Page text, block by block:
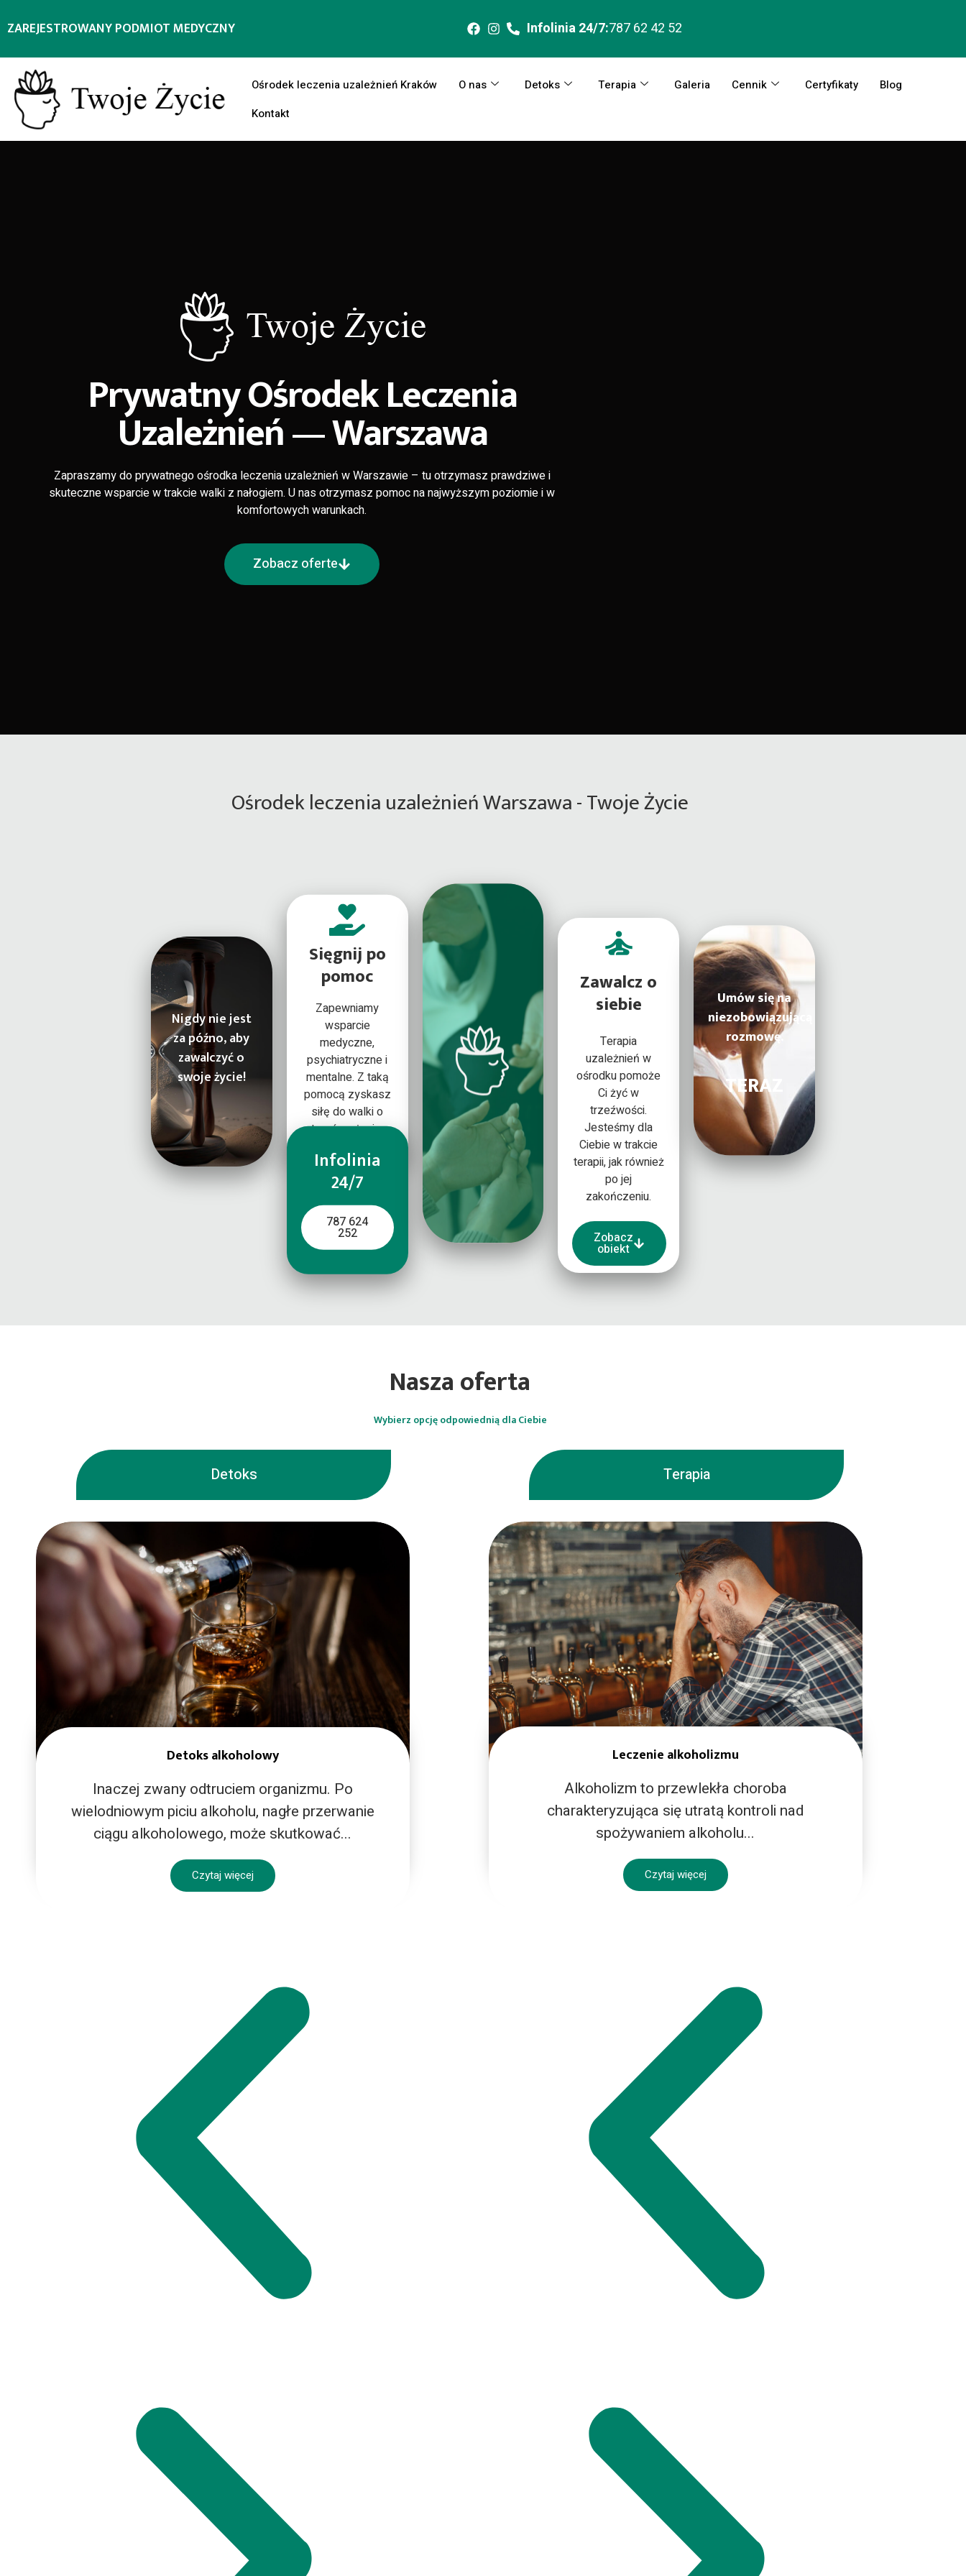
ZAREJESTROWANY PODMIOT MEDYCZNY Infolinia 24/7:787 62 42 52
Ośrodek leczenia uzależnień Kraków O nas Detoks Terapia Galeria Cennik Certyfikaty
Blog
Kontakt
Prywatny Ośrodek Leczenia
Uzależnień — Warszawa
Zapraszamy do prywatnego ośrodka leczenia uzależnień w Warszawie – tu otrzymasz prawdziwe i
skuteczne wsparcie w trakcie walki z nałogiem. U nas otrzymasz pomoc na najwyższym poziomie i w
komfortowych warunkach.
Zobacz oferte
Ośrodek leczenia uzależnień Warszawa - Twoje Życie
Nigdy nie jest
za późno, aby
zawalczyć o
swoje życie!
Sięgnij po
pomoc
Zapewniamy
wsparcie
medyczne,
psychiatryczne i
mentalne. Z taką
pomocą zyskasz
siłę do walki o
trzeźwe życie.
Infolinia
24/7
787 624
252
Zawalcz o
siebie
Terapia
uzależnień w
ośrodku pomoże
Ci żyć w
trzeźwości.
Jesteśmy dla
Ciebie w trakcie
terapii, jak również
po jej
zakończeniu.
Zobacz
obiekt
Umów się na
niezobowiązującą
rozmowę.
TERAZ
Nasza oferta
Wybierz opcję odpowiednią dla Ciebie
Detoks
Detoks alkoholowy
Inaczej zwany odtruciem organizmu. Po
wielodniowym piciu alkoholu, nagłe przerwanie
ciągu alkoholowego, może skutkować...
Czytaj więcej
Detoks lekowy
Podobnie jak detoks alkoholowy polega na
oczyszczeniu organizmu z toksyn i powinien
odbywać się pod kontrolą specjalistów...
Czytaj więcej
Terapia
Leczenie alkoholizmu
Alkoholizm to przewlekła choroba
charakteryzująca się utratą kontroli nad
spożywaniem alkoholu...
Czytaj więcej